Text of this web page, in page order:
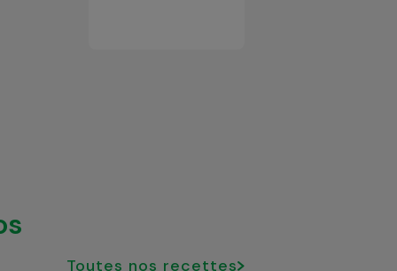
Toutes nos recettes